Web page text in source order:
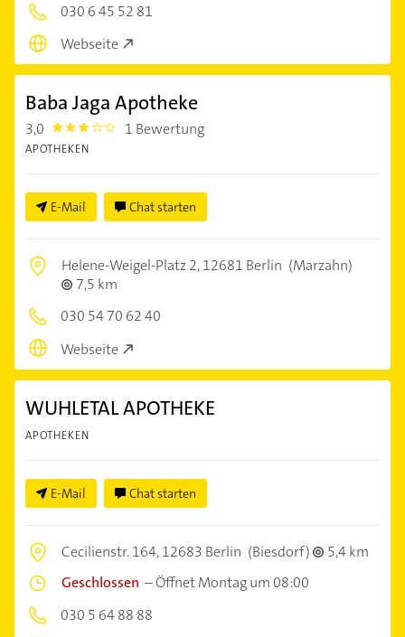
030 6 45 52 81
Webseite
Baba Jaga Apotheke
3,0 3.0 1 Bewertung
APOTHEKEN
E-Mail Chat starten
Helene-Weigel-Platz 2,12681 Berlin (Marzahn)
7,5 km
030 54 70 62 40
Webseite
WUHLETAL APOTHEKE
APOTHEKEN
E-Mail Chat starten
Cecilienstr. 164,12683 Berlin (Biesdorf)
5,4 km
Geschlossen –Öffnet Montag um 08:00
030 5 64 88 88